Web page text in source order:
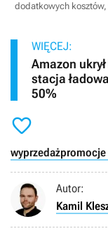
dodatkowych
WIĘCEJ:
Amazon
stacja
50%

wyprzedaż
Autor:
Kamil